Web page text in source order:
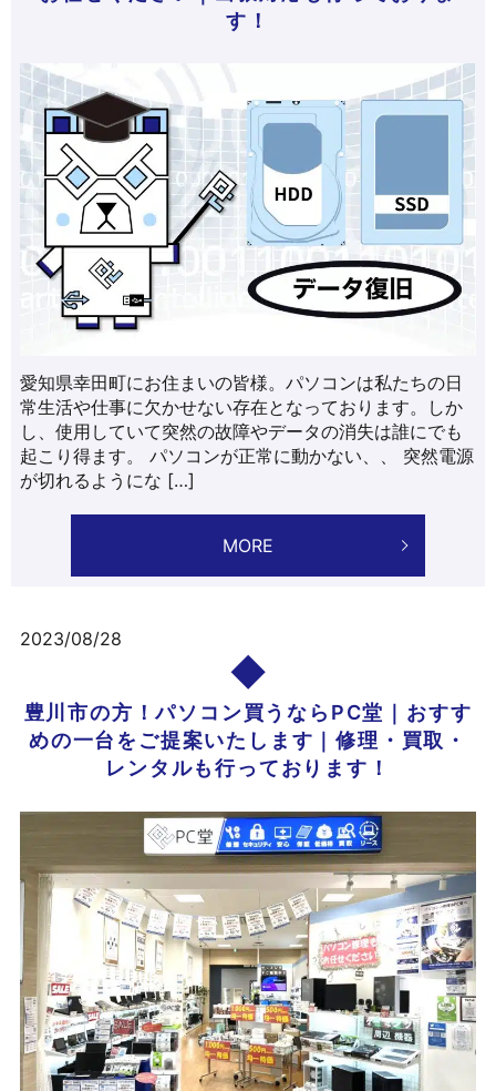
す！
愛知県幸田町にお住まいの皆様。パソコンは私たちの日
常生活や仕事に欠かせない存在となっております。しか
し、使用していて突然の故障やデータの消失は誰にでも
起こり得ます。 パソコンが正常に動かない、、 突然電源
が切れるようにな […]
MORE
2023/08/28
豊川市の方！パソコン買うならPC堂｜おすす
めの一台をご提案いたします｜修理・買取・
レンタルも行っております！